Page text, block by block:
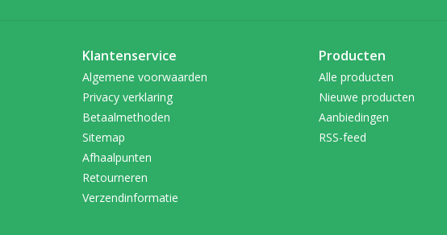
Klantenservice
Algemene voorwaarden
Privacy verklaring
Betaalmethoden
Sitemap
Afhaalpunten
Retourneren
Verzendinformatie
Producten
Alle producten
Nieuwe producten
Aanbiedingen
RSS-feed